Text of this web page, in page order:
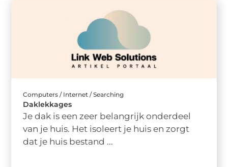
Computers / Internet / Searching
Daklekkages
Je dak is een zeer belangrijk onderdeel
van je huis. Het isoleert je huis en zorgt
dat je huis bestand ...